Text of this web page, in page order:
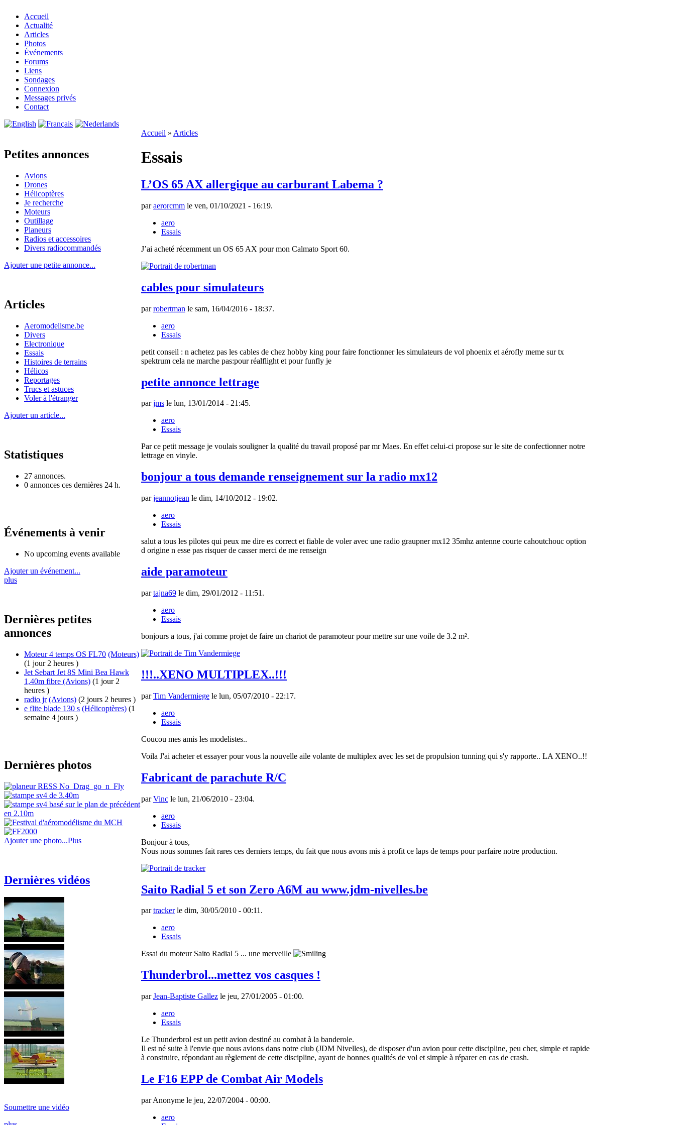
Accueil
Actualité
Articles
Photos
Événements
Forums
Liens
Sondages
Connexion
Messages privés
Contact
Petites annonces
Avions
Drones
Hélicoptères
Je recherche
Moteurs
Outillage
Planeurs
Radios et accessoires
Divers radiocommandés
Ajouter une petite annonce...
Articles
Aeromodelisme.be
Divers
Electronique
Essais
Histoires de terrains
Hélicos
Reportages
Trucs et astuces
Voler à l'étranger
Ajouter un article...
Statistiques
27 annonces.
0 annonces ces dernières 24 h.
Événements à venir
No upcoming events available
Ajouter un événement...
plus
Dernières petites
annonces
Moteur 4 temps OS FL70 (Moteurs)
(1 jour 2 heures )
Jet Sebart Jet 8S Mini Bea Hawk
1,40m fibre (Avions) (1 jour 2
heures )
radio jr (Avions) (2 jours 2 heures )
e flite blade 130 s (Hélicoptères) (1
semaine 4 jours )
Dernières photos
Ajouter une photo...Plus
Dernières vidéos
Soumettre une vidéo
Accueil » Articles
Essais
L’OS 65 AX allergique au carburant Labema ?
paraerorcmm le ven, 01/10/2021 - 16:19.
aero
Essais
J’ai acheté récemment un OS 65 AX pour mon Calmato Sport 60.
cables pour simulateurs
parrobertman le sam, 16/04/2016 - 18:37.
aero
Essais
petit conseil : n achetez pas les cables de chez hobby king pour faire fonctionner les simulateurs de vol phoenix et aérofly meme sur tx
spektrum cela ne marche pas:pour réalflight et pour funfly je
petite annonce lettrage
parjms le lun, 13/01/2014 - 21:45.
aero
Essais
Par ce petit message je voulais souligner la qualité du travail proposé par mr Maes. En effet celui-ci propose sur le site de confectionner notre
lettrage en vinyle.
bonjour a tous demande renseignement sur la radio mx12
parjeannotjean le dim, 14/10/2012 - 19:02.
aero
Essais
salut a tous les pilotes qui peux me dire es correct et fiable de voler avec une radio graupner mx12 35mhz antenne courte cahoutchouc option
d origine n esse pas risquer de casser merci de me renseign
aide paramoteur
partajna69 le dim, 29/01/2012 - 11:51.
aero
Essais
bonjours a tous, j'ai comme projet de faire un chariot de paramoteur pour mettre sur une voile de 3.2 m².
!!!..XENO MULTIPLEX..!!!
parTim Vandermiege le lun, 05/07/2010 - 22:17.
aero
Essais
Coucou mes amis les modelistes..
Voila J'ai acheter et essayer pour vous la nouvelle aile volante de multiplex avec les set de propulsion tunning qui s'y rapporte.. LA XENO..!!
Fabricant de parachute R/C
parVinc le lun, 21/06/2010 - 23:04.
aero
Essais
Bonjour à tous,
Nous nous sommes fait rares ces derniers temps, du fait que nous avons mis à profit ce laps de temps pour parfaire notre production.
Saito Radial 5 et son Zero A6M au www.jdm-nivelles.be
partrackerle dim, 30/05/2010 - 00:11.
aero
Essais
Essai du moteur Saito Radial 5 ... une merveille
Thunderbrol...mettez vos casques !
parJean-Baptiste Gallez le jeu, 27/01/2005 - 01:00.
aero
Essais
Le Thunderbrol est un petit avion destiné au combat à la banderole.
Il est né suite à l'envie que nous avions dans notre club (JDM Nivelles), de disposer d'un avion pour cette discipline, peu cher, simple et rapide
à construire, répondant au règlement de cette discipline, ayant de bonnes qualités de vol et simple à réparer en cas de crash.
Le F16 EPP de Combat Air Models
par Anonyme le jeu, 22/07/2004 - 00:00.
aero